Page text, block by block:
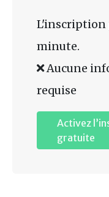
L'inscription
minute.
Aucune
requise
Activez
gratuite